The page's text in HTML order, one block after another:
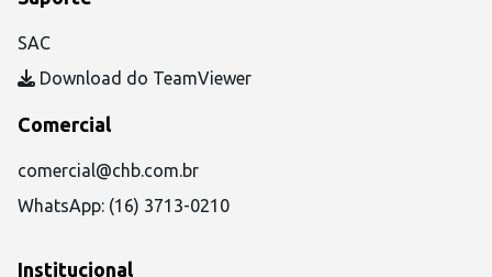
SAC
Download do TeamViewer
Comercial
comercial@chb.com.br
WhatsApp: (16) 3713-0210
Institucional